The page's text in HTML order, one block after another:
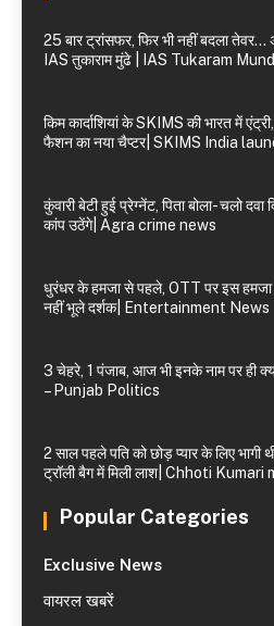
25 बार ट्रांसफर, फिर भी नहीं बदला तेवर…
IAS तुकाराम मुंढे | IAS Tukaram
किम कार्दाशियां के SKIMS की भारत में
फैशन का नया चैप्टर| SKIMS India
कुंवारी बेटी हुई प्रेग्नेंट, पिता बोला- चलो
कांप उठेंगे| Agra crime news
धुरंधर के हमजा से पहले, OTT पर इस
नहीं भूले दर्शक| Entertainment News
3 चेहरे, 1 पंजाब, आज भी इनके नाम पर ही
– Punjab Politics
2 साल पहले पति को छोड़ प्यार के लिए भागी
ट्रॉली बैग में मिली लाश| Chhoti Kumari
Popular Categories
Exclusive News
वायरल खबरें